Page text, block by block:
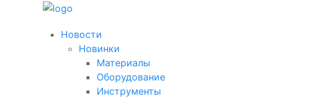
Новости
Новинки
Материалы
Оборудование
Инструменты